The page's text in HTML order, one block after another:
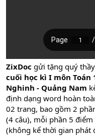
ZixDoc gửi tặng quý
cuối học kì I môn Toán
Nghinh - Quảng Nam
định dạng word hoàn
02 trang, bao gồm 2
(4 câu), mỗi phần 5
(không kể thời gian phát